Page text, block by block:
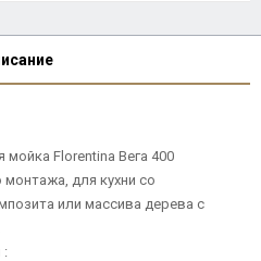
Florentina Вега 400
для кухни со
или массива дерева с
: